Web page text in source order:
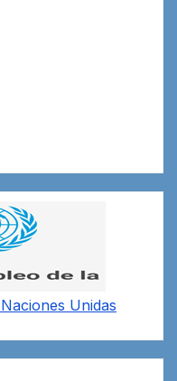
Naciones Unidas